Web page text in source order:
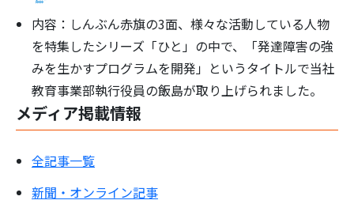
内容：しんぶん赤旗の3面、様々な活動している人物
を特集したシリーズ「ひと」の中で、「発達障害の強
みを生かすプログラムを開発」というタイトルで当社
教育事業部執行役員の飯島が取り上げられました。
メディア掲載情報
全記事一覧
新聞・オンライン記事